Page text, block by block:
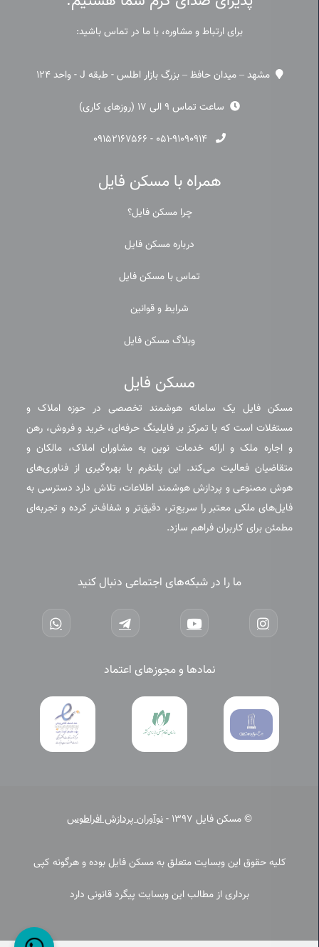
برای ارتباط و مشاوره، با ما در تماس باشید:
مشهد – میدان حافظ – بزرگ بازار اطلس - طبقه J - واحد 124
ساعت تماس 9 الی 17 (روزهای کاری)
۰۵۱-۹۱۰۹۰۹۱۴ - ۰۹۱۵۲۱۶۷۵۶۶
همراه با مسکن فایل
چرا مسکن فایل؟
درباره مسکن فایل
تماس با مسکن فایل
شرایط و قوانین
وبلاگ مسکن فایل
مسکن فایل
مسکن فایل یک سامانه هوشمند تخصصی در حوزه املاک و
مستغلات است که با تمرکز بر فایلینگ حرفه‌ای، خرید و فروش، رهن
و اجاره ملک و ارائه خدمات نوین به مشاوران املاک، مالکان و
متقاضیان فعالیت می‌کند. این پلتفرم با بهره‌گیری از فناوری‌های
هوش مصنوعی و پردازش هوشمند اطلاعات، تلاش دارد دسترسی به
فایل‌های ملکی معتبر را سریع‌تر، دقیق‌تر و شفاف‌تر کرده و تجربه‌ای
مطمئن برای کاربران فراهم سازد.
ما را در شبکه‌های اجتماعی دنبال کنید
نمادها و مجوزهای اعتماد
© مسکن فایل 1397 - نوآوران پردازش افراطوس
کلیه حقوق این وبسایت متعلق به مسکن فایل بوده و هرگونه کپی
برداری از مطالب این وبسایت پیگرد قانونی دارد